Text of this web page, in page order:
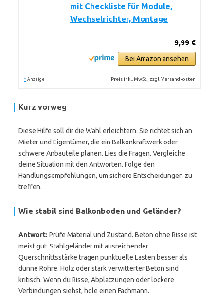
mit Checkliste für Module,
Wechselrichter, Montage
9,99 €
Bei Amazon ansehen
* Anzeige Preis inkl. MwSt., zzgl. Versandkosten
Kurz vorweg
Diese Hilfe soll dir die Wahl erleichtern. Sie richtet sich an
Mieter und Eigentümer, die ein Balkonkraftwerk oder
schwere Anbauteile planen. Lies die Fragen. Vergleiche
deine Situation mit den Antworten. Folge den
Handlungsempfehlungen, um sichere Entscheidungen zu
treffen.
Wie stabil sind Balkonboden und Geländer?
Antwort: Prüfe Material und Zustand. Beton ohne Risse ist
meist gut. Stahlgeländer mit ausreichender
Querschnittsstärke tragen punktuelle Lasten besser als
dünne Rohre. Holz oder stark verwitterter Beton sind
kritisch. Wenn du Risse, Abplatzungen oder lockere
Verbindungen siehst, hole einen Fachmann.